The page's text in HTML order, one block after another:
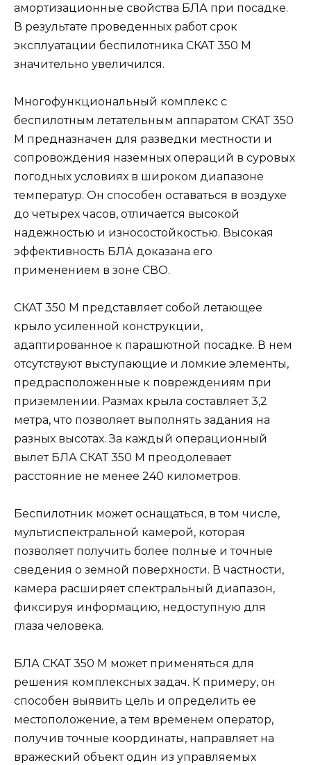
амортизационные свойства БЛА при посадке.
В результате проведенных работ срок
эксплуатации беспилотника СКАТ 350 М
значительно увеличился.
Многофункциональный комплекс с
беспилотным летательным аппаратом СКАТ 350
М предназначен для разведки местности и
сопровождения наземных операций в суровых
погодных условиях в широком диапазоне
температур. Он способен оставаться в воздухе
до четырех часов, отличается высокой
надежностью и износостойкостью. Высокая
эффективность БЛА доказана его
применением в зоне СВО.
СКАТ 350 М представляет собой летающее
крыло усиленной конструкции,
адаптированное к парашютной посадке. В нем
отсутствуют выступающие и ломкие элементы,
предрасположенные к повреждениям при
приземлении. Размах крыла составляет 3,2
метра, что позволяет выполнять задания на
разных высотах. За каждый операционный
вылет БЛА СКАТ 350 М преодолевает
расстояние не менее 240 километров.
Беспилотник может оснащаться, в том числе,
мультиспектральной камерой, которая
позволяет получить более полные и точные
сведения о земной поверхности. В частности,
камера расширяет спектральный диапазон,
фиксируя информацию, недоступную для
глаза человека.
БЛА СКАТ 350 М может применяться для
решения комплексных задач. К примеру, он
способен выявить цель и определить ее
местоположение, а тем временем оператор,
получив точные координаты, направляет на
вражеский объект один из управляемых